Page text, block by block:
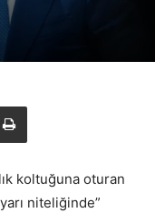
koltuğuna oturan
niteliğinde”